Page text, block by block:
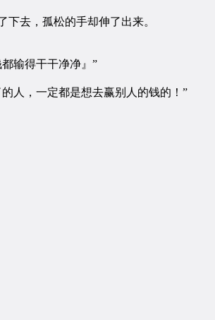
去，孤松的手却伸了出来。
输得干干净净』”
人，一定都是想去赢别人的钱的！”